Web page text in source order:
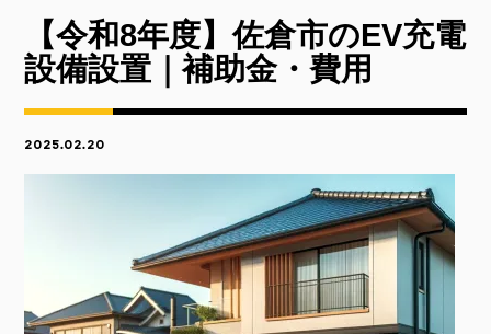
【令和8年度】佐倉市のEV充電
設備設置｜補助金・費用
2025.02.20